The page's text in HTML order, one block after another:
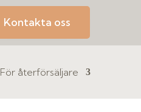
Kontakta oss
För återförsäljare